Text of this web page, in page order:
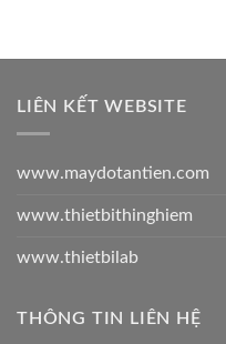
LIÊN KẾT WEBSITE
www.maydotantien.com
www.thietbithinghiem
www.thietbilab
THÔNG TIN LIÊN HỆ